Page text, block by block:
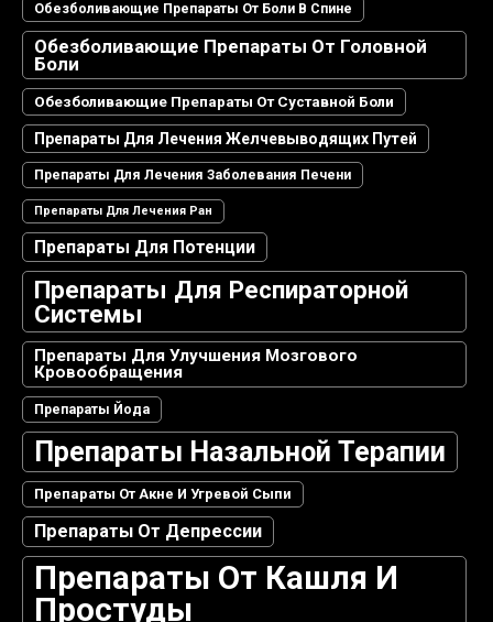
Обезболивающие Препараты От Боли В Спине
Обезболивающие Препараты От Головной
Боли
Обезболивающие Препараты От Суставной Боли
Препараты Для Лечения Желчевыводящих Путей
Препараты Для Лечения Заболевания Печени
Препараты Для Лечения Ран
Препараты Для Потенции
Препараты Для Респираторной
Системы
Препараты Для Улучшения Мозгового
Кровообращения
Препараты Йода
Препараты Назальной Терапии
Препараты От Акне И Угревой Сыпи
Препараты От Депрессии
Препараты От Кашля И
Простуды